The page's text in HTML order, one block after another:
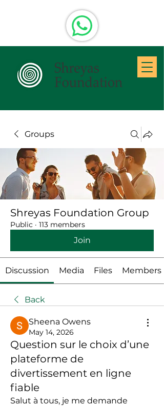
Groups
Shreyas Foundation Group
Public · 113 members
Join
Discussion Media Files Members
Back
Sheena Owens
May 14, 2026
Question sur le choix d’une
plateforme de
divertissement en ligne
fiable
Salut à tous, je me demande